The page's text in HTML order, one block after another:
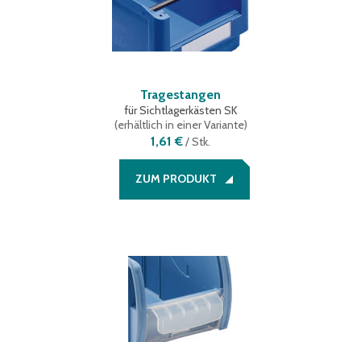
Tragestangen
für Sichtlagerkästen SK
(erhältlich in einer Variante)
1,61 €/Stk.
ZUM PRODUKT